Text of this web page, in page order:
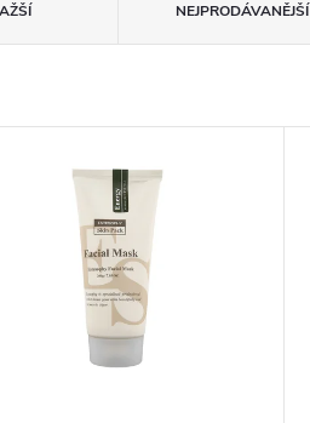
NEJPRODÁVANĚJŠÍ